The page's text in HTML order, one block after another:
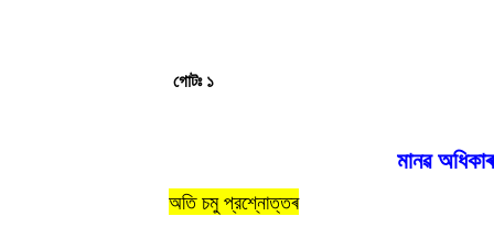
গোটঃ ১
মানৱ
অতি চমু প্রশ্নোত্তৰ